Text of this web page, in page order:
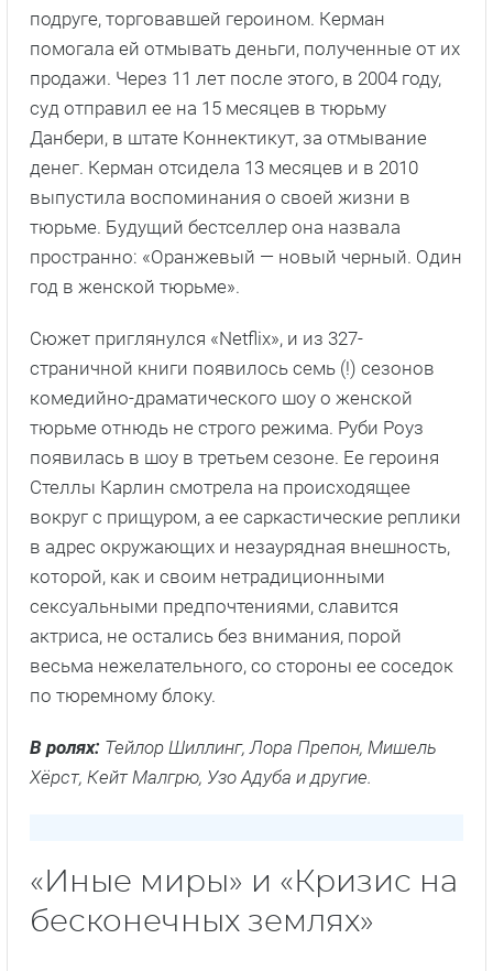
подруге, торговавшей героином. Керман
помогала ей отмывать деньги, полученные от их
продажи. Через 11 лет после этого, в 2004 году,
суд отправил ее на 15 месяцев в тюрьму
Данбери, в штате Коннектикут, за отмывание
денег. Керман отсидела 13 месяцев и в 2010
выпустила воспоминания о своей жизни в
тюрьме. Будущий бестселлер она назвала
пространно: «Оранжевый — новый черный. Один
год в женской тюрьме».
Сюжет приглянулся «Netflix», и из 327-
страничной книги появилось семь (!) сезонов
комедийно-драматического шоу о женской
тюрьме отнюдь не строго режима. Руби Роуз
появилась в шоу в третьем сезоне. Ее героиня
Стеллы Карлин смотрела на происходящее
вокруг с прищуром, а ее саркастические реплики
в адрес окружающих и незаурядная внешность,
которой, как и своим нетрадиционными
сексуальными предпочтениями, славится
актриса, не остались без внимания, порой
весьма нежелательного, со стороны ее соседок
по тюремному блоку.
В ролях: Тейлор Шиллинг, Лора Препон, Мишель
Хёрст, Кейт Малгрю, Узо Адуба и другие.
«Иные миры» и «Кризис на
бесконечных землях»